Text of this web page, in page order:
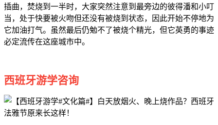
插曲，焚烧到一半时，大家突然注意到最旁边的彼得潘和小叮
当，处于快要被火吻但还没有被烧到状态，因此开始不停地为
它加油打气。虽然最后仍勉不了被烧个精光，但它英勇的事迹
必定流传在这座城市中。
西班牙游学咨询